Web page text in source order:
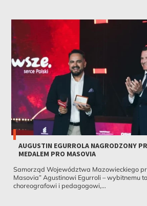
AUGUSTIN EGURROLA NAGRODZONY
MEDALEM PRO MASOVIA
Samorząd Województwa Mazowieckiego
Masovia” Agustinowi Egurroli – wybitnemu
choreografowi i pedagogowi,...